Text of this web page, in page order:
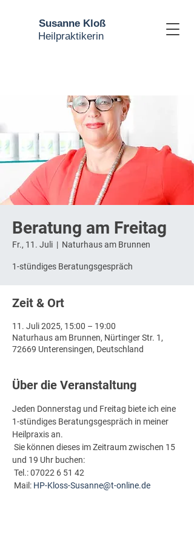
Susanne Kloß
Heilpraktikerin
Beratung am Freitag
Fr., 11. Juli
  |
Naturhaus am Brunnen
1-stündiges Beratungsgespräch
Zeit & Ort
11. Juli 2025, 15:00 – 19:00
Naturhaus am Brunnen, Nürtinger Str. 1,
72669 Unterensingen, Deutschland
Über die Veranstaltung
Jeden Donnerstag und Freitag biete ich eine
1-stündiges Beratungsgespräch in meiner
Heilpraxis an.
Sie können dieses im Zeitraum zwischen 15
und 19 Uhr buchen:
Tel.: 07022 6 51 42
Mail: HP-Kloss-Susanne@t-online.de